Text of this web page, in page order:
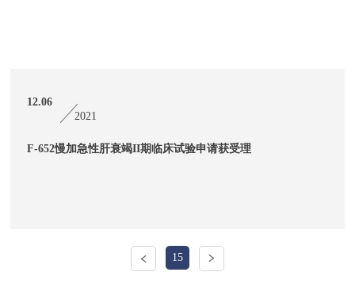
12.06
2021
F-652慢加急性肝衰竭II期临床试验申请获受理
15